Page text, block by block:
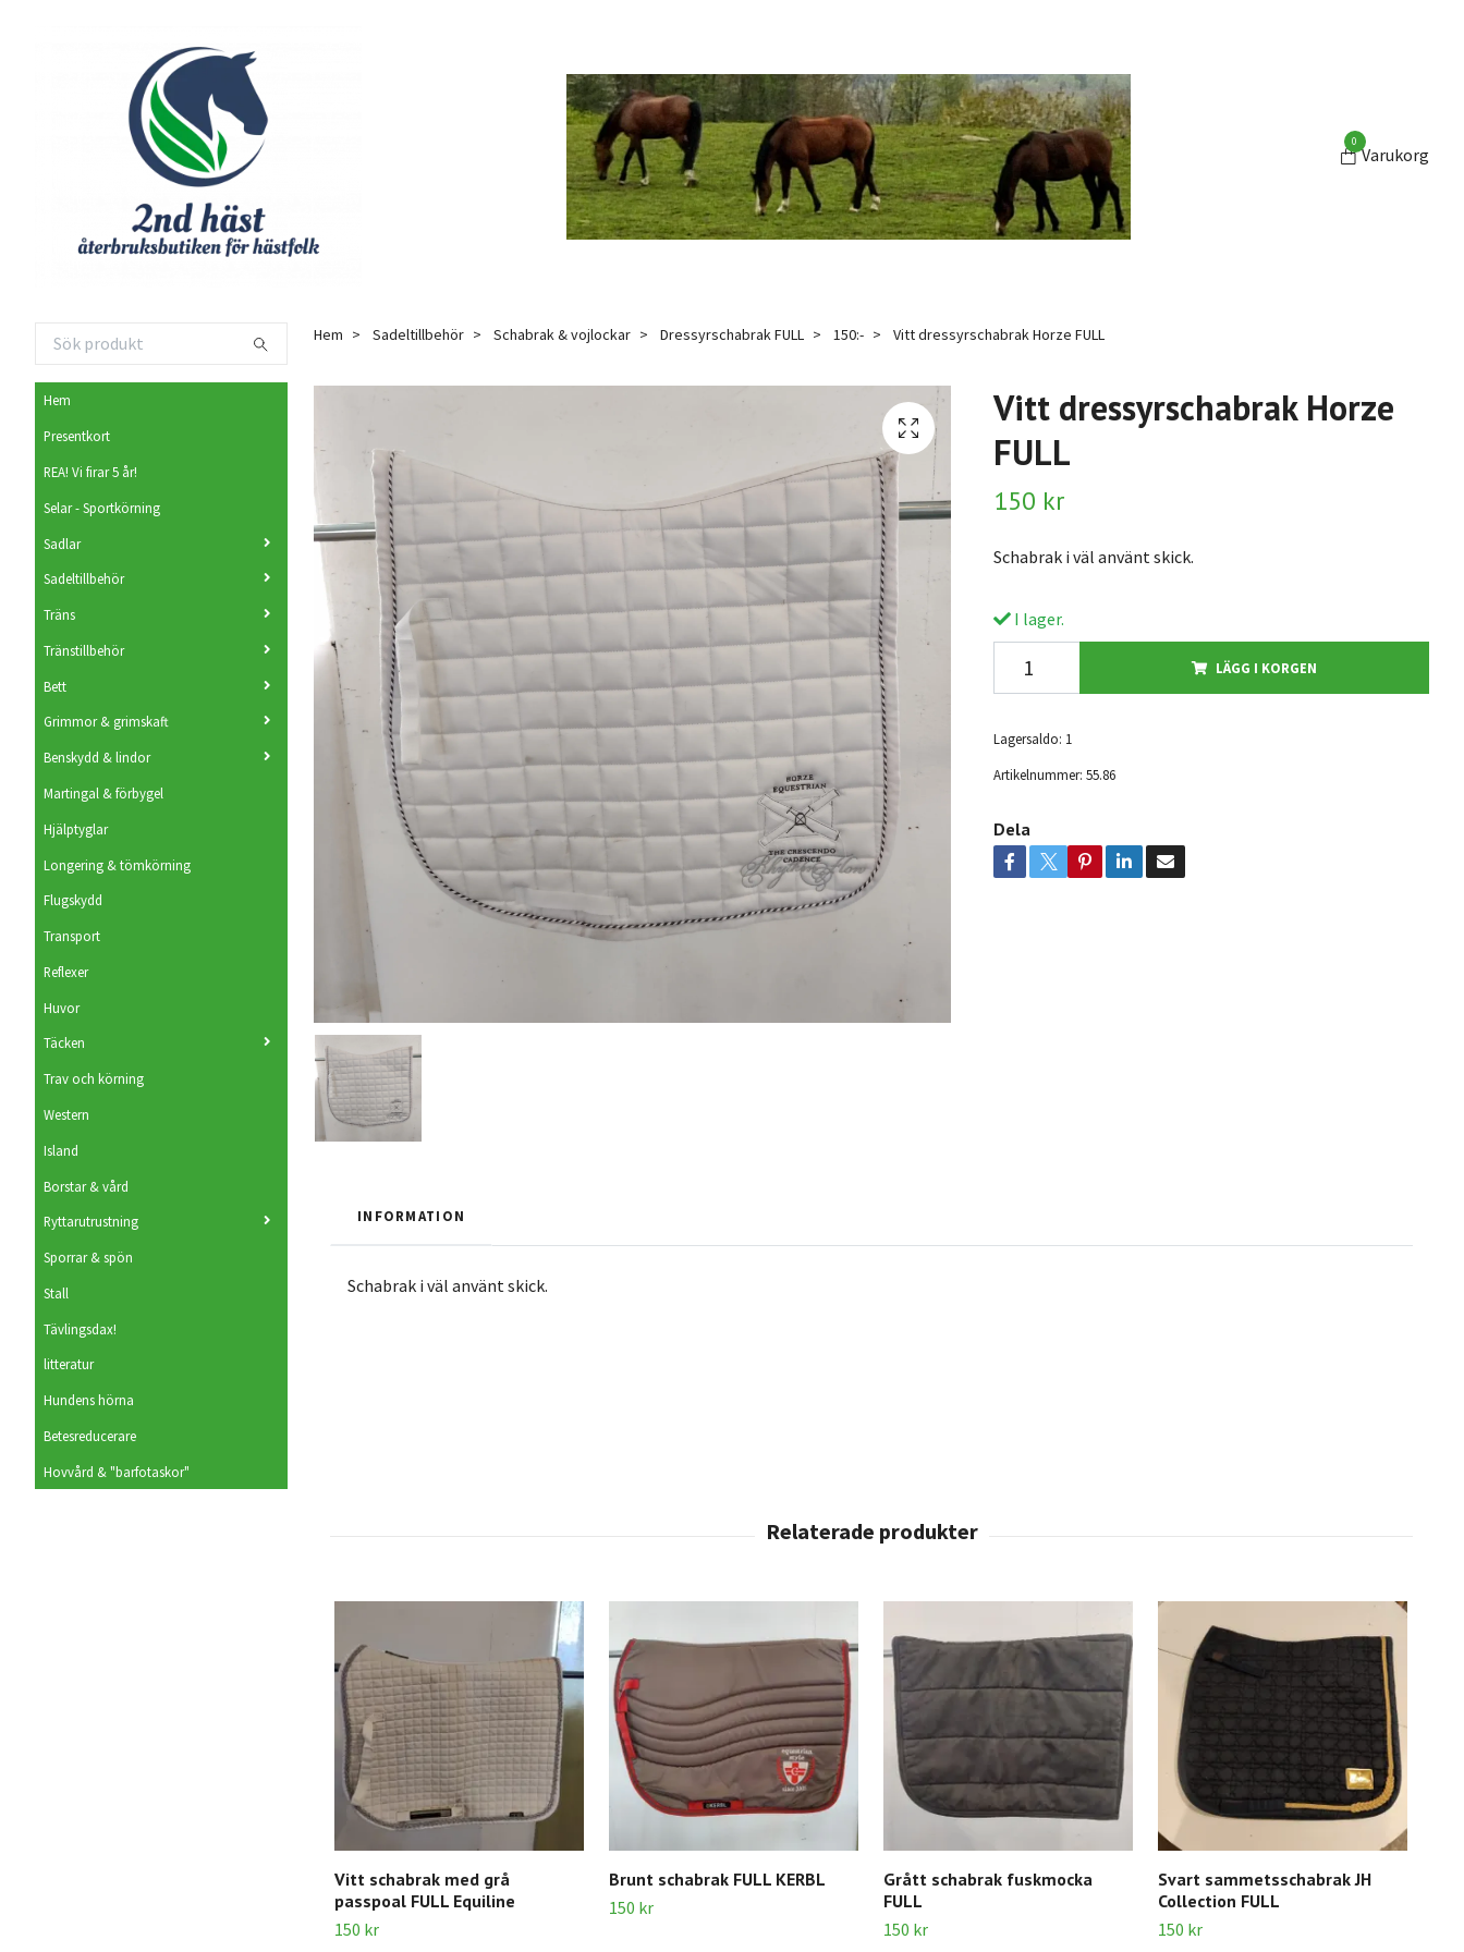
0
Varukorg
Hem
Presentkort
REA! Vi firar 5 år!
Selar - Sportkörning
Sadlar
Sadeltillbehör
Träns
Tränstillbehör
Bett
Grimmor & grimskaft
Benskydd & lindor
Martingal & förbygel
Hjälptyglar
Longering & tömkörning
Flugskydd
Transport
Reflexer
Huvor
Täcken
Trav och körning
Western
Island
Borstar & vård
Ryttarutrustning
Sporrar & spön
Stall
Tävlingsdax!
litteratur
Hundens hörna
Betesreducerare
Hovvård & "barfotaskor"
Hem Sadeltillbehör Schabrak & vojlockar Dressyrschabrak FULL 150:- Vitt dressyrschabrak Horze FULL
Vitt dressyrschabrak Horze
FULL
150 kr
Schabrak i väl använt skick.
I lager.
LÄGG I KORGEN
Lagersaldo: 1
Artikelnummer: 55.86
Dela
INFORMATION
Schabrak i väl använt skick.
Vitt schabrak med grå
passpoal FULL Equiline
150 kr
Brunt schabrak FULL KERBL
150 kr
Grått schabrak fuskmocka
FULL
150 kr
Svart sammetsschabrak JH
Collection FULL
150 kr